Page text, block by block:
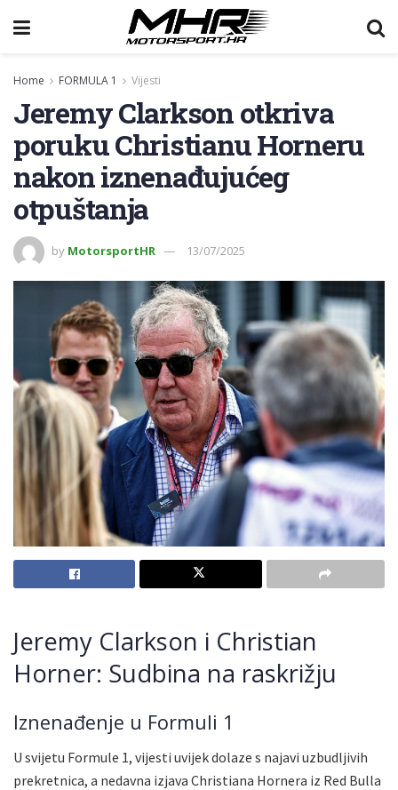
Home FORMULA 1 Vijesti
Jeremy Clarkson otkriva
poruku Christianu Horneru
nakon iznenađujućeg
otpuštanja
by MotorsportHR 13/07/2025
Jeremy Clarkson i Christian
Horner: Sudbina na raskrižju
Iznenađenje u Formuli 1
U svijetu Formule 1, vijesti uvijek dolaze s najavi uzbudljivih
prekretnica, a nedavna izjava Christiana Hornera iz Red Bulla